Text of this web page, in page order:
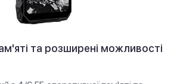
та розширені можливості